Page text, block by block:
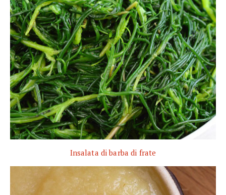
Insalata di barba di frate